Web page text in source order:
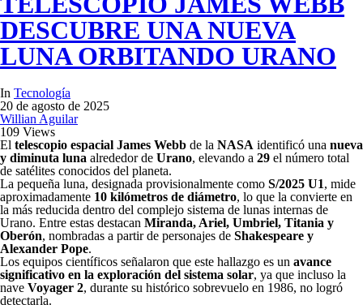
DESCUBRE UNA NUEVA
LUNA ORBITANDO URANO
In Tecnología
20 de agosto de 2025
Willian Aguilar
109 Views
El telescopio espacial James Webb de la NASA identificó una nueva
y diminuta luna alrededor de Urano, elevando a 29 el número total
de satélites conocidos del planeta.
La pequeña luna, designada provisionalmente como S/2025 U1, mide
aproximadamente 10 kilómetros de diámetro, lo que la convierte en
la más reducida dentro del complejo sistema de lunas internas de
Urano. Entre estas destacan Miranda, Ariel, Umbriel, Titania y
Oberón, nombradas a partir de personajes de Shakespeare y
Alexander Pope.
Los equipos científicos señalaron que este hallazgo es un avance
significativo en la exploración del sistema solar, ya que incluso la
nave Voyager 2, durante su histórico sobrevuelo en 1986, no logró
detectarla.